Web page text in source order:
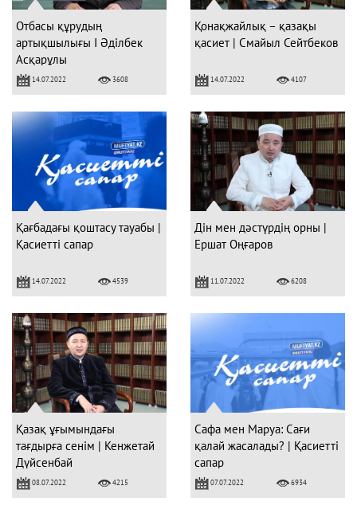
Отбасы құрудың
артықшылығы I Әділбек
Асқарұлы
14.07.2022 3608
Қонақжайлық – қазақы
қасиет | Смайыл Сейтбеков
14.07.2022 4107
Қағбадағы қоштасу тауабы |
Қасиетті сапар
14.07.2022 4539
Дін мен дәстүрдің орны |
Ершат Оңғаров
11.07.2022 6208
Қазақ ұғымындағы
тағдырға сенім | Кенжетай
Дүйсенбай
08.07.2022 4215
Сафа мен Маруа: Сағи
қалай жасалады? | Қасиетті
сапар
07.07.2022 6934